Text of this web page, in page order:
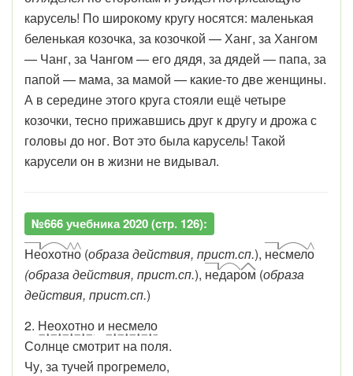
карусель! По широкому кругу носятся: маленькая
беленькая козочка, за козочкой — Ханг, за Хангом
— Чанг, за Чангом — его дядя, за дядей — папа, за
папой — мама, за мамой — какие-то две женщины.
А в середине этого круга стояли ещё четыре
козочки, тесно прижавшись друг к другу и дрожа с
головы до ног. Вот это была карусель! Такой
карусели он в жизни не видывал.
№666 учебника 2020 (стр. 126):
Неохотно (образа действия, прист.сп.), несмело
(образа действия, прист.сп.), недаром (образа
действия, прист.сп.)
2. Неохотно и несмело
Солнце смотрит на поля.
Чу, за тучей прогремело,